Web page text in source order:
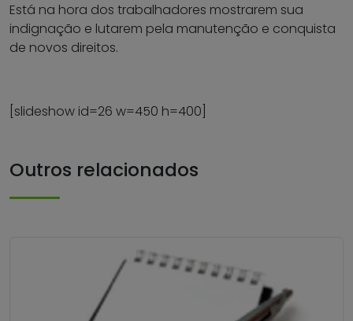
Está na hora dos trabalhadores mostrarem sua
indignação e lutarem pela manutenção e conquista
de novos direitos.
[slideshow id=26 w=450 h=400]
Outros relacionados